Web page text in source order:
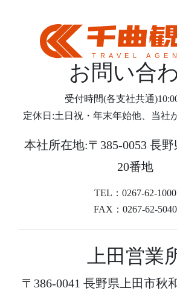
お問い合
受付時間(各支社共通
定休日:土日祝・年末年始他、当社
本社所在地:〒385-0053 長
20番地
TEL：0267-62-1000
FAX：0267-62-5040
上田営業
〒386-0041 長野県上田市秋